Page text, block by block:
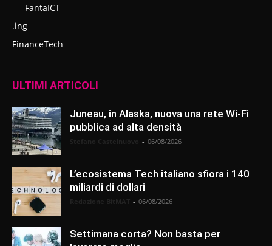
FantaICT
.ing
FinanceTech
ULTIMI ARTICOLI
Juneau, in Alaska, nuova una rete Wi-Fi
pubblica ad alta densità
- 06/08/2026
L’ecosistema Tech italiano sfiora i 140
miliardi di dollari
- 06/08/2026
Settimana corta? Non basta per